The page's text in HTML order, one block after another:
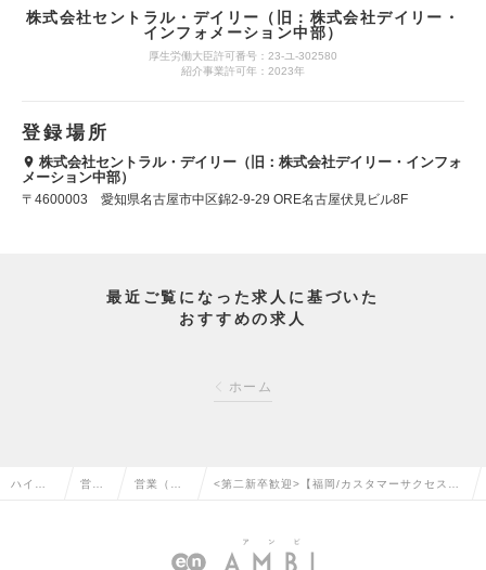
株式会社セントラル・デイリー（旧：株式会社デイリー・
インフォメーション中部）
厚生労働大臣許可番号：23-ユ-302580
紹介事業許可年：2023年
登録場所
株式会社セントラル・デイリー（旧：株式会社デイリー・インフォ
メーション中部）
〒4600003 愛知県名古屋市中区錦2-9-29 ORE名古屋伏見ビル8F
最近ご覧になった求人に基づいた
おすすめの求人
ホーム
ハイク 営業 営業（法 <第二新卒歓迎>【福岡/カスタマーサクセス】
在宅可の求人情報